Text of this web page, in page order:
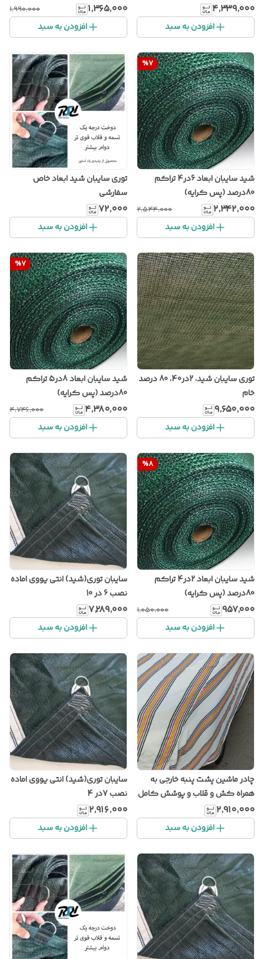
۴٬۳۳۹٬۰۰۰
افزودن به سبد
۱٬۳۶۵٬۰۰۰ ۱٬۹۹۰٬۰۰۰
افزودن به سبد
%7
شید سایبان ابعاد 6در4 تراکم
80درصد (پس کرایه)
۲٬۳۴۲٬۰۰۰ ۲٬۵۴۴٬۰۰۰
افزودن به سبد
توری سایبان شید ابعاد خاص
سفارشی
۷۲٬۰۰۰
افزودن به سبد
توری سایبان شید، 2در40، 80 درصد
خام
۹٬۶۵۰٬۰۰۰
افزودن به سبد
%7
شید سایبان ابعاد 8در5 تراکم
80درصد (پس کرایه)
۴٬۳۸۰٬۰۰۰ ۴٬۷۴۶٬۰۰۰
افزودن به سبد
%8
شید سایبان ابعاد 2در4 تراکم
80درصد (پس کرایه)
۹۵۷٬۰۰۰ ۱٬۰۵۰٬۰۰۰
افزودن به سبد
سایبان توری(شید) انتی یووی اماده
نصب 6 در 10
۷٬۲۸۹٬۰۰۰
افزودن به سبد
چادر ماشین پشت پنبه خارجی به
همراه کش و قلاب و پوشش کامل
خودرو سایز پرادو لندکروز
دیگنیتی k7 سانتافه،پس کرایه با
مشتری
۲٬۹۱۰٬۰۰۰
افزودن به سبد
سایبان توری(شید) انتی یووی اماده
نصب 7در 4
۲٬۹۱۶٬۰۰۰
افزودن به سبد